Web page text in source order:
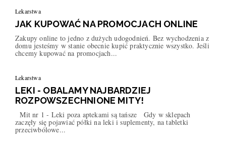
Lekarstwa
JAK KUPOWAĆ NA PROMOCJACH ONLINE
Zakupy online to jedno z dużych udogodnień. Bez wychodzenia z
domu jesteśmy w stanie obecnie kupić praktycznie wszystko. Jeśli
chcemy kupować na promocjach...
Lekarstwa
LEKI - OBALAMY NAJBARDZIEJ
ROZPOWSZECHNIONE MITY!
Mit nr 1 - Leki poza aptekami są tańsze Gdy w sklepach
zaczęły się pojawiać półki na leki i suplementy, na tabletki
przeciwbólowe...